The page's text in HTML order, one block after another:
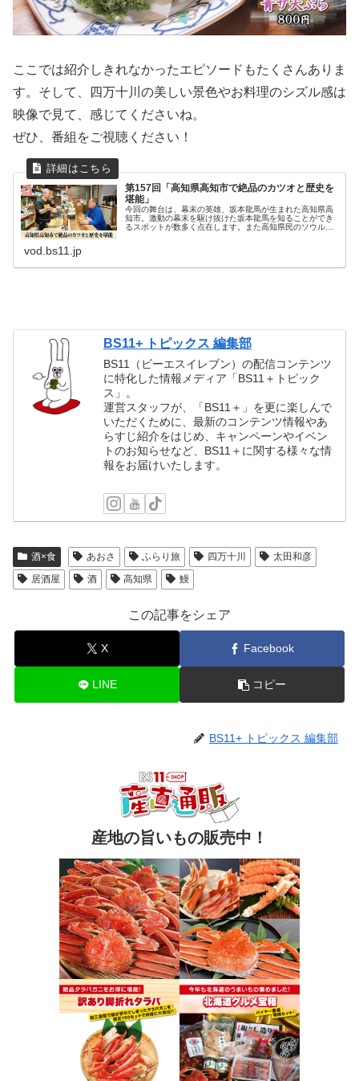
ここでは紹介しきれなかったエピソードもたくさんありま
す。そして、四万十川の美しい景色やお料理のシズル感は
映像で見て、感じてくださいね。
ぜひ、番組をご視聴ください！
第157回「高知県高知市で絶品のカツオと歴史を
堪能」
今回の舞台は、幕末の英雄、坂本龍馬が生まれた高知県高
知市。激動の幕末を駆け抜けた坂本龍馬を知ることができ
るスポットが数多く点在します。また高知県民のソウルフ
vod.bs11.jp
BS11+ トピックス 編集部
BS11（ビーエスイレブン）の配信コンテンツ
に特化した情報メディア「BS11＋トピック
ス」。
運営スタッフが、「BS11＋」を更に楽しんで
いただくために、最新のコンテンツ情報やあ
らすじ紹介をはじめ、キャンペーンやイベン
トのお知らせなど、BS11＋に関する様々な情
報をお届けいたします。
酒×食 あおさ ふらり旅 四万十川
太田和彦
居酒屋
酒 高知県 鰻
この記事をシェア
X Facebook
LINE コピー
BS11+ トピックス 編集部
産地の旨いもの販売中！